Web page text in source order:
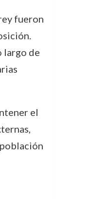
fueron
largo de
el